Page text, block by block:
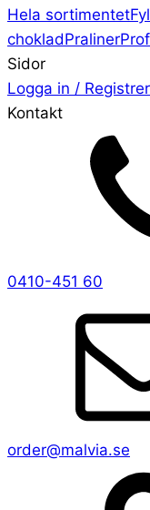
Hela sortimentet
chokladPraliner
Sidor
Logga in /
Kontakt
0410-451 60
order@malvia.se